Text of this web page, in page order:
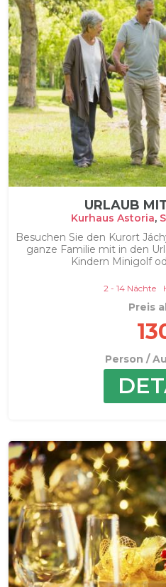
URLAUB
Kurhaus Astoria,
Besuchen Sie den Kurort
ganze Familie mit in den
Kindern Minigolf
2 - 14 Nächte
Preis
Person /